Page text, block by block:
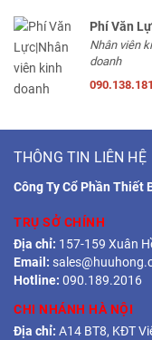
Phí Văn
Nhân viên
doanh
THÔNG TIN LIÊN HỆ
Công Ty Cổ Phần Thiết
TRỤ SỞ CHÍNH
Địa chỉ: 157-159 Xuân
Email:
Hotline: 090.189.2016
CHI NHÁNH HÀ NỘI
Địa chỉ: A14 BT8, KĐT